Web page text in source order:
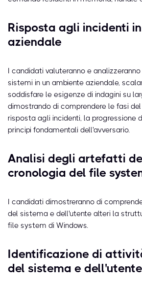
Risposta agli incidenti
aziendale
I candidati valuteranno e
sistemi in un ambiente aziendale,
soddisfare le esigenze di indagini su
dimostrando di comprendere le fasi
risposta agli incidenti, la progressione
principi fondamentali dell'avversario.
Analisi degli artefatti
cronologia del file
I candidati dimostreranno di
del sistema e dell'utente alteri la
file system di Windows.
Identificazione di
del sistema e dell'utente